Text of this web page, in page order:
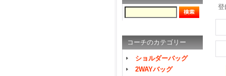
コーチのカテゴリー
ショルダーバッグ
2WAYバッグ
登